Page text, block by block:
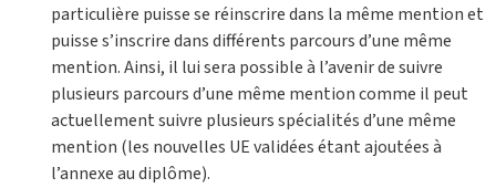
particulière puisse se réinscrire dans la même mention et
puisse s’inscrire dans différents parcours d’une même
mention. Ainsi, il lui sera possible à l’avenir de suivre
plusieurs parcours d’une même mention comme il peut
actuellement suivre plusieurs spécialités d’une même
mention (les nouvelles UE validées étant ajoutées à
l’annexe au diplôme).